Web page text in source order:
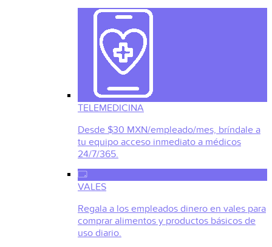
TELEMEDICINA
Desde $30 MXN/empleado/mes, bríndale a
tu equipo acceso inmediato a médicos
24/7/365.
VALES
Regala a los empleados dinero en vales para
comprar alimentos y productos básicos de
uso diario.